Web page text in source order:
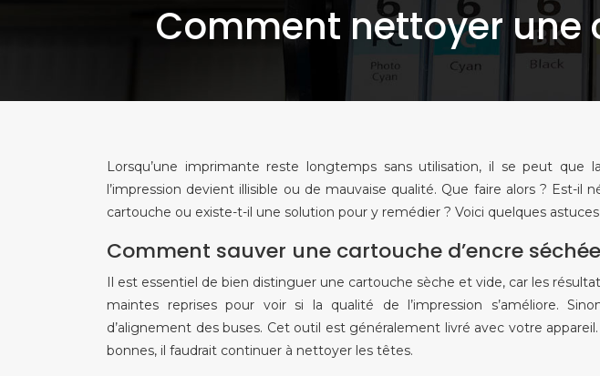
Comment nettoyer une
Lorsqu’une imprimante reste longtemps sans utilisation, il se peut que
l’impression devient illisible ou de mauvaise qualité. Que faire alors ? Est-il
cartouche ou existe-t-il une solution pour y remédier ? Voici quelques
Comment sauver une cartouche d’encre
Il est essentiel de bien distinguer une cartouche sèche et vide, car les
maintes reprises pour voir si la qualité de l’impression s’améliore.
d’alignement des buses. Cet outil est généralement livré avec votre
bonnes, il faudrait continuer à nettoyer les têtes.